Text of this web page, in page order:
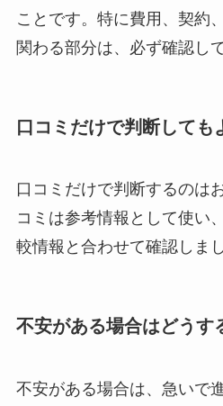
ことです。特に費用、契約
関わる部分は、必ず確認し
口コミだけで判断しても
口コミだけで判断するのは
コミは参考情報として使い
較情報と合わせて確認しま
不安がある場合はどうす
不安がある場合は、急いで